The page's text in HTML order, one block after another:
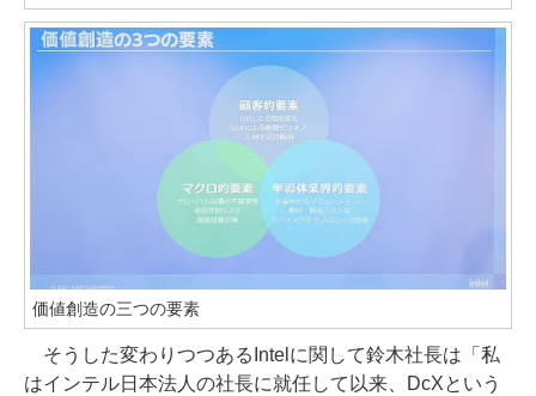
価値創造の三つの要素
そうした変わりつつあるIntelに関して鈴木社長は「私
はインテル日本法人の社長に就任して以来、DcXという